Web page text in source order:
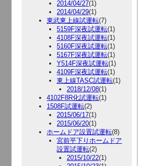
2014/04/27(1)
2014/04/29(1)
東武東上線試運転(7)
5159F深夜試運転(1)
4108F深夜試運転(1)
5160F深夜試運転(1)
5167F深夜試運転(1)
Y514F深夜試運転(1)
4109F深夜試運転(1)
東上線TASC試運転(1)
2018/12/08(1)
4102F8R化試運転(1)
1508F試運転(2)
2015/06/17(1)
2015/06/20(1)
ホームドア設置試運転(8)
宮前平下りホームドア
設置試運転(2)
2015/10/22(1)